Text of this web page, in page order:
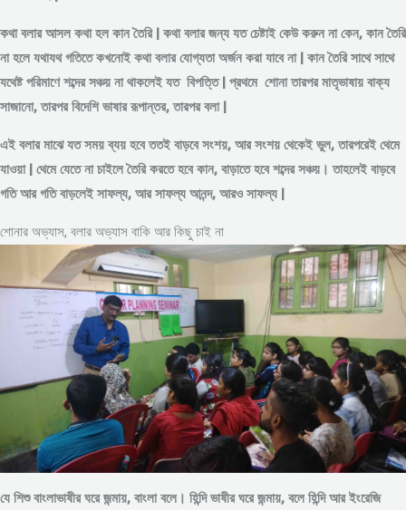
কথা বলার আসল কথা হল কান তৈরি | কথা বলার জন্য যত চেষ্টাই কেউ করুন না কেন, কান তৈরি
না হলে যথাযথ গতিতে কখনোই কথা বলার যোগ্যতা অর্জন করা যাবে না | কান তৈরি সাথে সাথে
যথেষ্ট পরিমাণেশব্দেরসঞ্চয় না থাকলেই যত বিপত্তি | প্রথমে শোনা তারপর মাতৃভাষায় বাক্য
সাজানো, তারপর বিদেশি ভাষার রূপান্তর, তারপর বলা |
এই বলার মাঝে যত সময় ব্যয় হবে ততই বাড়বে সংশয়, আর সংশয় থেকেই ভুল, তারপরেই থেমে
যাওয়া | থেমে যেতে না চাইলে তৈরি করতে হবে কান, বাড়াতে হবে শব্দের সঞ্চয়। তাহলেই বাড়বে
গতি আর গতি বাড়লেই সাফল্য, আর সাফল্য আনন্দ, আরও সাফল্য |
শোনার অভ্যাস, বলার অভ্যাস বাকি আর কিছু চাই না
যে শিশু বাংলাভাষীর ঘরে জন্মায়, বাংলা বলে। হিন্দি ভাষীর ঘরে জন্মায়, বলে হিন্দি আর ইংরেজি